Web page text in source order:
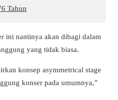
Tahun
ini nantinya akan dibagi dalam
yang tidak biasa.
konsep asymmetrical stage
konser pada umumnya,”